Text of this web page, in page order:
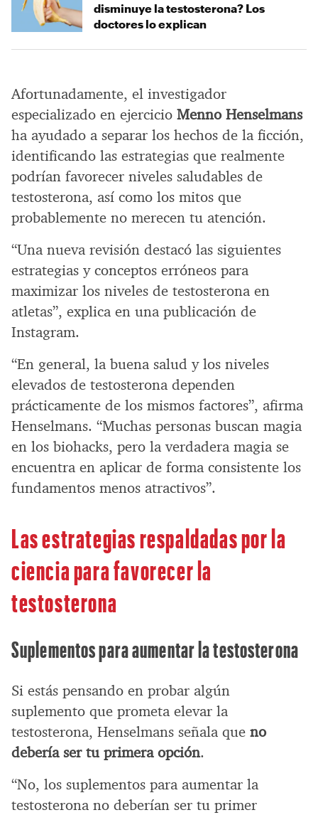
Afortunadamente, el investigador
especializado en ejercicio Menno Henselmans
ha ayudado a separar los hechos de la ficción,
identificando las estrategias que realmente
podrían favorecer niveles saludables de
testosterona, así como los mitos que
probablemente no merecen tu atención.
“Una nueva revisión destacó las siguientes
estrategias y conceptos erróneos para
maximizar los niveles de testosterona en
atletas”, explica en una publicación de
Instagram.
“En general, la buena salud y los niveles
elevados de testosterona dependen
prácticamente de los mismos factores”, afirma
Henselmans. “Muchas personas buscan magia
en los biohacks, pero la verdadera magia se
encuentra en aplicar de forma consistente los
fundamentos menos atractivos”.
Las estrategias respaldadas por la
ciencia para favorecer la
testosterona
Suplementos para aumentar la testosterona
Si estás pensando en probar algún
suplemento que prometa elevar la
testosterona, Henselmans señala que no
debería ser tu primera opción.
“No, los suplementos para aumentar la
testosterona no deberían ser tu primer
disminuye la testosterona? Los
doctores lo explican